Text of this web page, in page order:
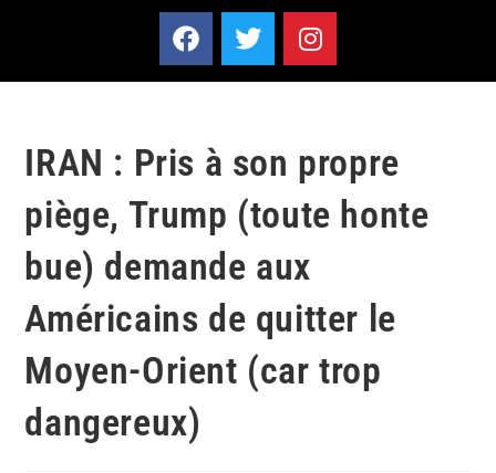
IRAN : Pris à son propre
piège, Trump (toute honte
bue) demande aux
Américains de quitter le
Moyen-Orient (car trop
dangereux)